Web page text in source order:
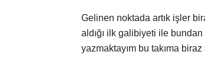
Gelinen noktada artık işler
aldığı ilk galibiyeti ile
yazmaktayım bu takıma